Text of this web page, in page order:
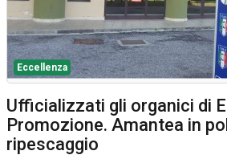
Eccellenza
Ufficializzati gli organici di
Promozione. Amantea in
ripescaggio